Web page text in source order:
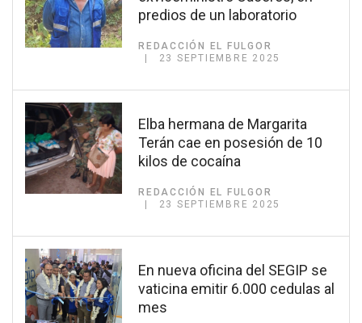
predios de un laboratorio
REDACCIÓN EL FULGOR
23 SEPTIEMBRE 2025
Elba hermana de Margarita
Terán cae en posesión de 10
kilos de cocaína
REDACCIÓN EL FULGOR
23 SEPTIEMBRE 2025
En nueva oficina del SEGIP se
vaticina emitir 6.000 cedulas al
mes